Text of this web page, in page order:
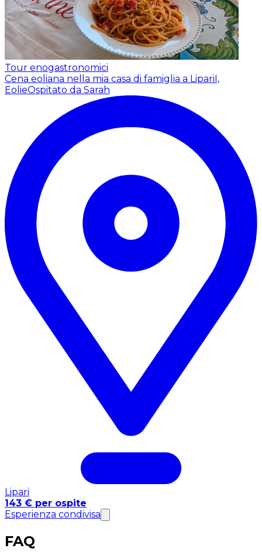
Tour enogastronomici
Cena eoliana nella mia casa di famiglia a LipariI,
EolieOspitato da Sarah
Lipari
143 € per ospite
Esperienza condivisa
FAQ